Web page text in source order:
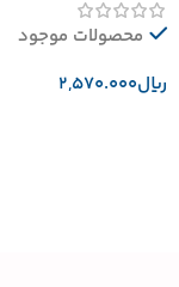
محصولات موجود
﷼